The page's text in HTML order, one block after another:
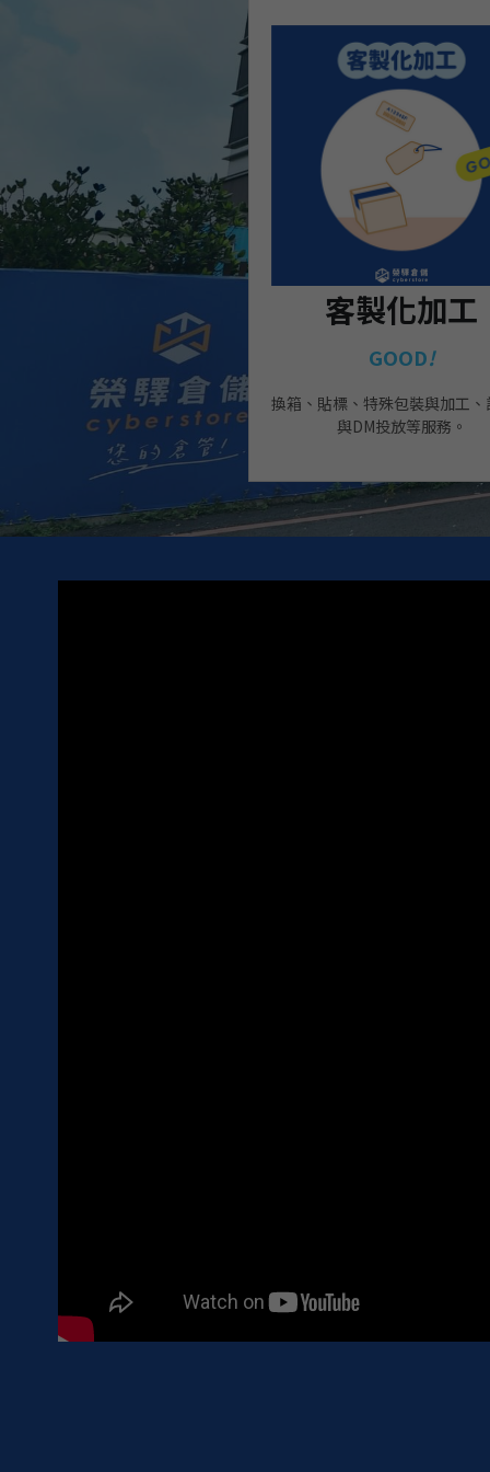
客製化加工
GOOD!
換箱、貼標、特殊包裝與加工
與DM投放等服務。